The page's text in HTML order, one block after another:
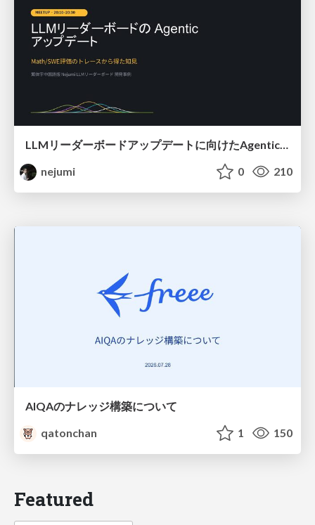
nejumi
0 210
AIQAのナレッジ構築について
qatonchan
1 150
Featured